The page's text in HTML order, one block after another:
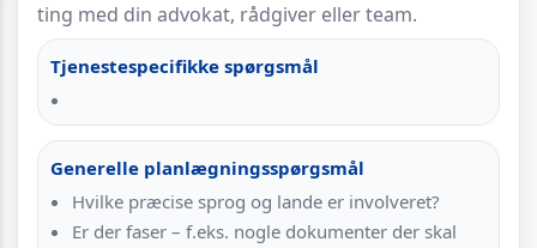
ting med din advokat, rådgiver eller team.
Tjenestespecifikke spørgsmål
Generelle planlægningsspørgsmål
Hvilke præcise sprog og lande er involveret?
Er der faser – f.eks. nogle dokumenter der skal